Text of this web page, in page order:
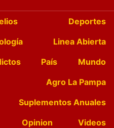
Deportes
Linea Abierta
País
Mundo
Agro La Pampa
Suplementos Anuales
Opinion
Videos